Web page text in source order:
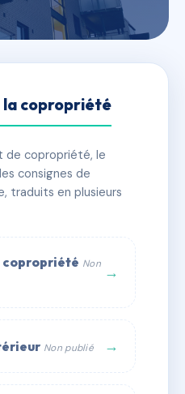
🏗 1 bâtiment(s)
la copropriété
de copropriété, le
consignes de
traduits en plusieurs
copropriété Non →
Non publié →